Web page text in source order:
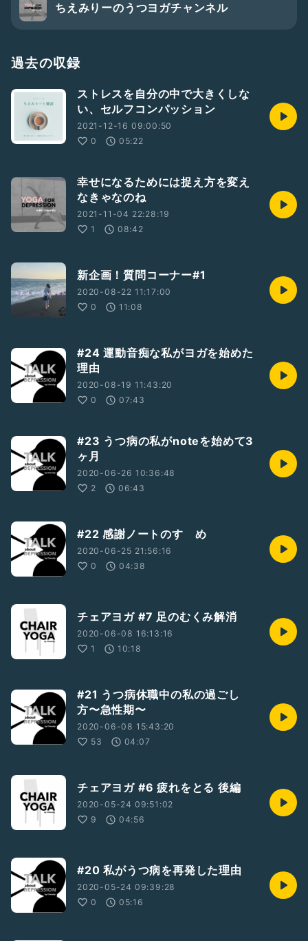
ちえみりーのうつヨガチャンネル
過去の収録
ストレスを自分の中で大きくしな
い、セルフコンパッション
2021-12-16 09:00:50
0
05:22
幸せになるためには捉え方を変え
なきゃなのね
2021-11-04 22:28:19
1
08:42
新企画！質問コーナー#1
2020-08-22 11:17:00
0
11:08
#24 運動音痴な私がヨガを始めた
理由
2020-08-19 11:43:20
0
07:43
#23 うつ病の私がnoteを始めて3
ヶ月
2020-06-26 10:36:48
2
06:43
#22 感謝ノートのすゝめ
2020-06-25 21:56:16
0
04:38
チェアヨガ #7 足のむくみ解消
2020-06-08 16:13:16
1
10:18
#21 うつ病休職中の私の過ごし
方〜急性期〜
2020-06-08 15:43:20
53
04:07
チェアヨガ #6 疲れをとる 後編
2020-05-24 09:51:02
9
04:56
#20 私がうつ病を再発した理由
2020-05-24 09:39:28
0
05:16